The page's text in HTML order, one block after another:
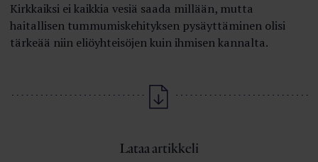
Kirkkaiksi ei kaikkia vesiä saada millään, mutta
haitallisen tummumiskehityksen pysäyttäminen olisi
tärkeää niin eliöyhteisöjen kuin ihmisen kannalta.
Lataa artikkeli